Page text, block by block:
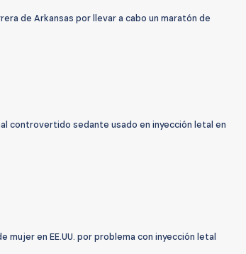
de Arkansas por llevar a cabo un maratón de
controvertido sedante usado en inyección letal en
mujer en EE.UU. por problema con inyección letal